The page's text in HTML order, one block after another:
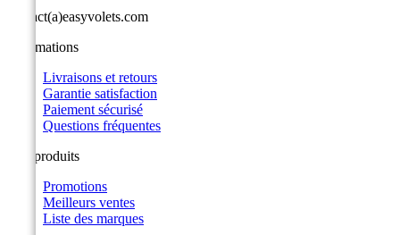
contact(a)easyvolets.com
Informations
Livraisons et retours
Garantie satisfaction
Paiement sécurisé
Questions fréquentes
Nos produits
Promotions
Meilleurs ventes
Liste des marques